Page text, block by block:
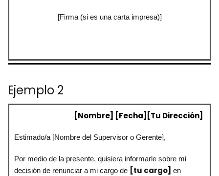
[Firma (si es una carta impresa)]
Ejemplo 2
[Nombre] [Fecha][Tu Dirección]
Estimado/a [Nombre del Supervisor o Gerente],
Por medio de la presente, quisiera informarle sobre mi
decisión de renunciar a mi cargo de [tu cargo] en